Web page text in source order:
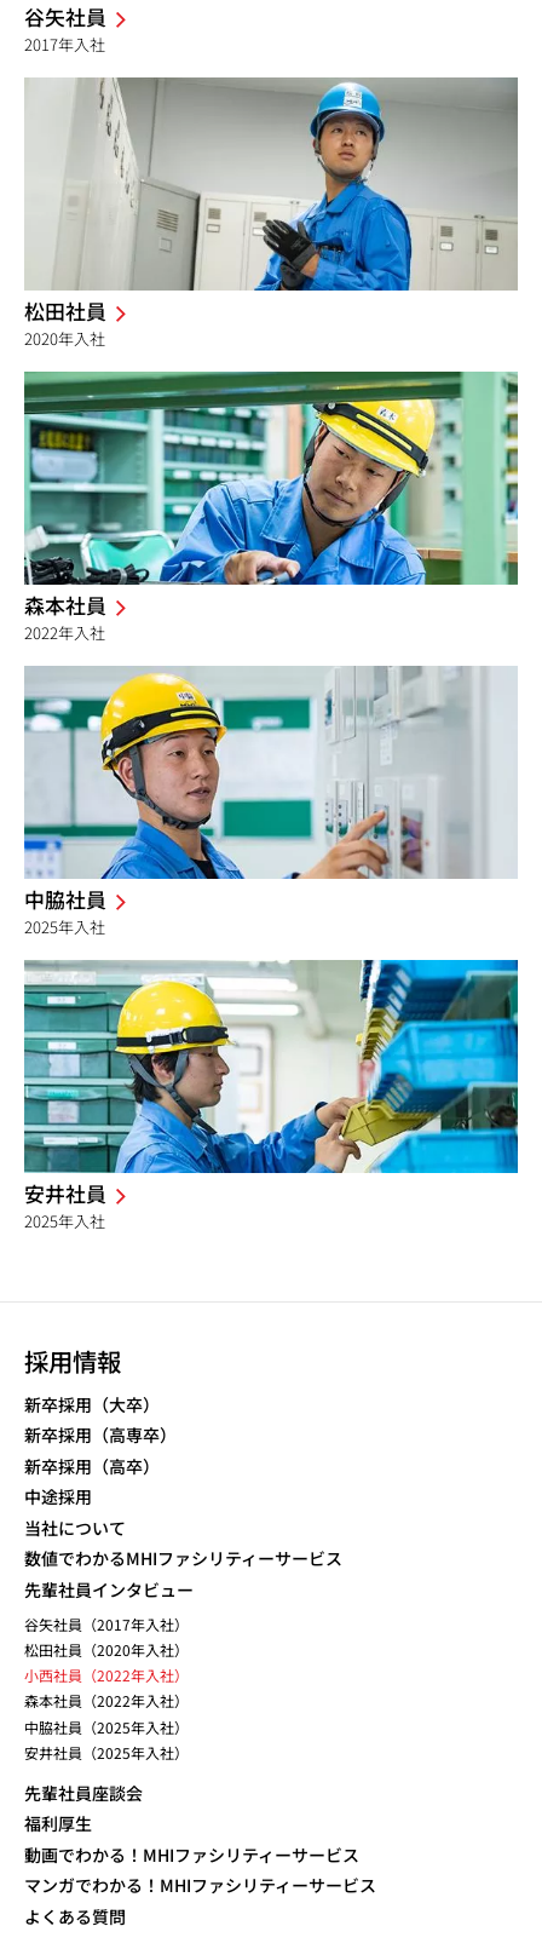
谷矢社員
2017年入社
松田社員
2020年入社
森本社員
2022年入社
中脇社員
2025年入社
安井社員
2025年入社
採用情報
新卒採用（大卒）
新卒採用（高専卒）
新卒採用（高卒）
中途採用
当社について
数値でわかるMHIファシリティーサービス
先輩社員インタビュー
谷矢社員（2017年入社）
松田社員（2020年入社）
小西社員（2022年入社）
森本社員（2022年入社）
中脇社員（2025年入社）
安井社員（2025年入社）
先輩社員座談会
福利厚生
動画でわかる！MHIファシリティーサービス
マンガでわかる！MHIファシリティーサービス
よくある質問